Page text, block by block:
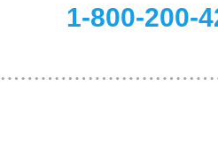
1-800-200-